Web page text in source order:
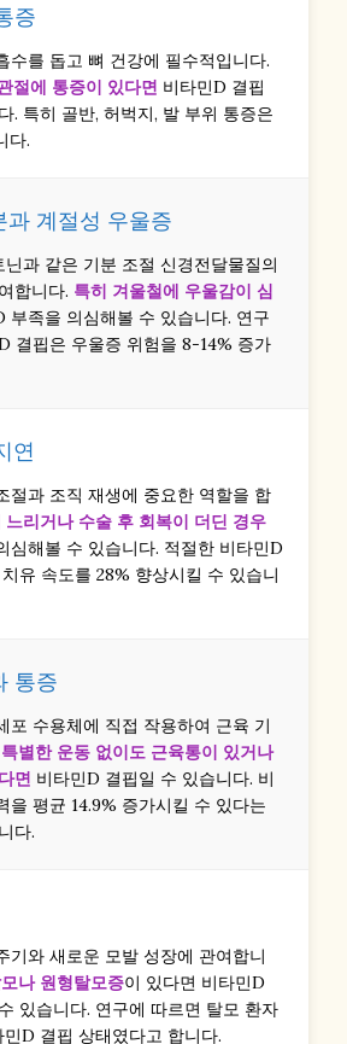
증
수를 돕고 뼈 건강에 필수적입니다.
절에 통증이 있다면 비타민D 결핍
. 특히 골반, 허벅지, 발 부위 통증은
다.
과 계절성 우울증
과 같은 기분 조절 신경전달물질의
합니다. 특히 겨울철에 우울감이 심
부족을 의심해볼 수 있습니다. 연구
결핍은 우울증 위험을 8-14% 증가
연
절과 조직 재생에 중요한 역할을 합
느리거나 수술 후 회복이 더딘 경우
심해볼 수 있습니다. 적절한 비타민D
유 속도를 28% 향상시킬 수 있습니
통증
포 수용체에 직접 작용하여 근육 기
특별한 운동 없이도 근육통이 있거나
면 비타민D 결핍일 수 있습니다. 비
을 평균 14.9% 증가시킬 수 있다는
다.
기와 새로운 모발 성장에 관여합니
나 원형탈모증이 있다면 비타민D
있습니다. 연구에 따르면 탈모 환자
D 결핍 상태였다고 합니다.